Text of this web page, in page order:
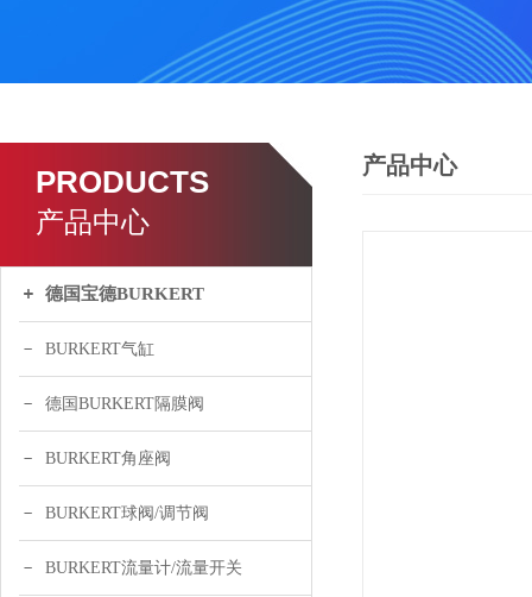
PRODUCTS
产品中心
德国宝德BURKERT
BURKERT气缸
德国BURKERT隔膜阀
BURKERT角座阀
BURKERT球阀/调节阀
BURKERT流量计/流量开关
产品中心